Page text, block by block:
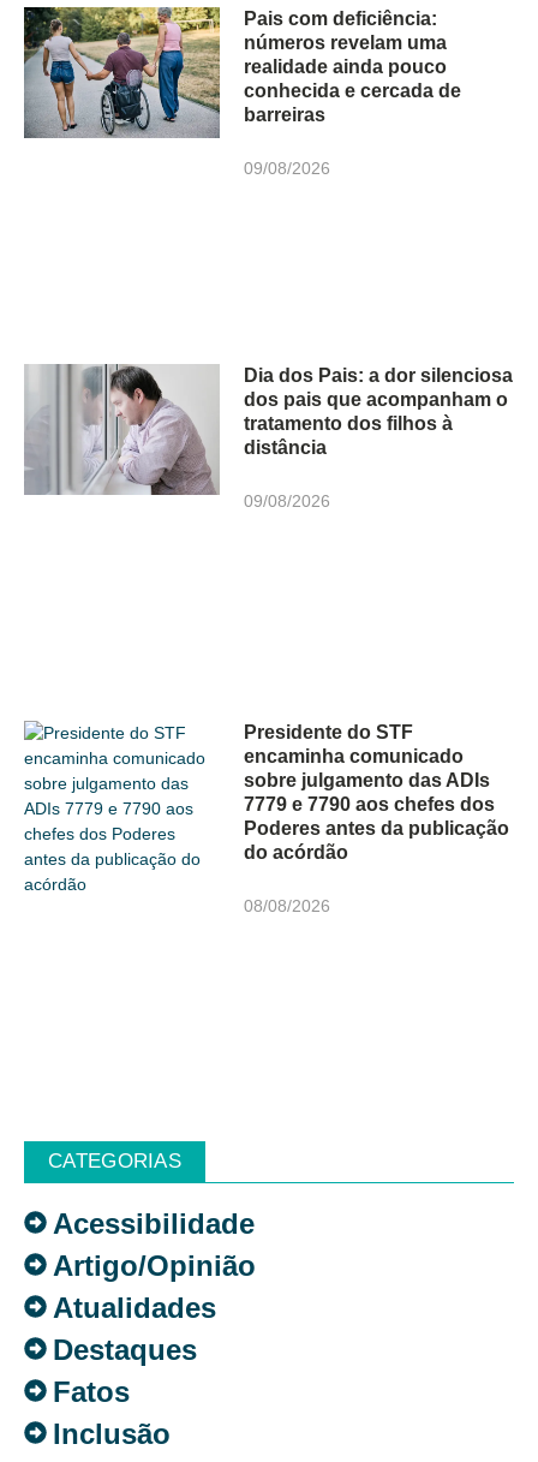
Pais com deficiência:
números revelam uma
realidade ainda pouco
conhecida e cercada de
barreiras
09/08/2026
Dia dos Pais: a dor silenciosa
dos pais que acompanham o
tratamento dos filhos à
distância
09/08/2026
Presidente do STF
encaminha comunicado
sobre julgamento das ADIs
7779 e 7790 aos chefes dos
Poderes antes da publicação
do acórdão
08/08/2026
CATEGORIAS
Acessibilidade
Artigo/Opinião
Atualidades
Destaques
Fatos
Inclusão